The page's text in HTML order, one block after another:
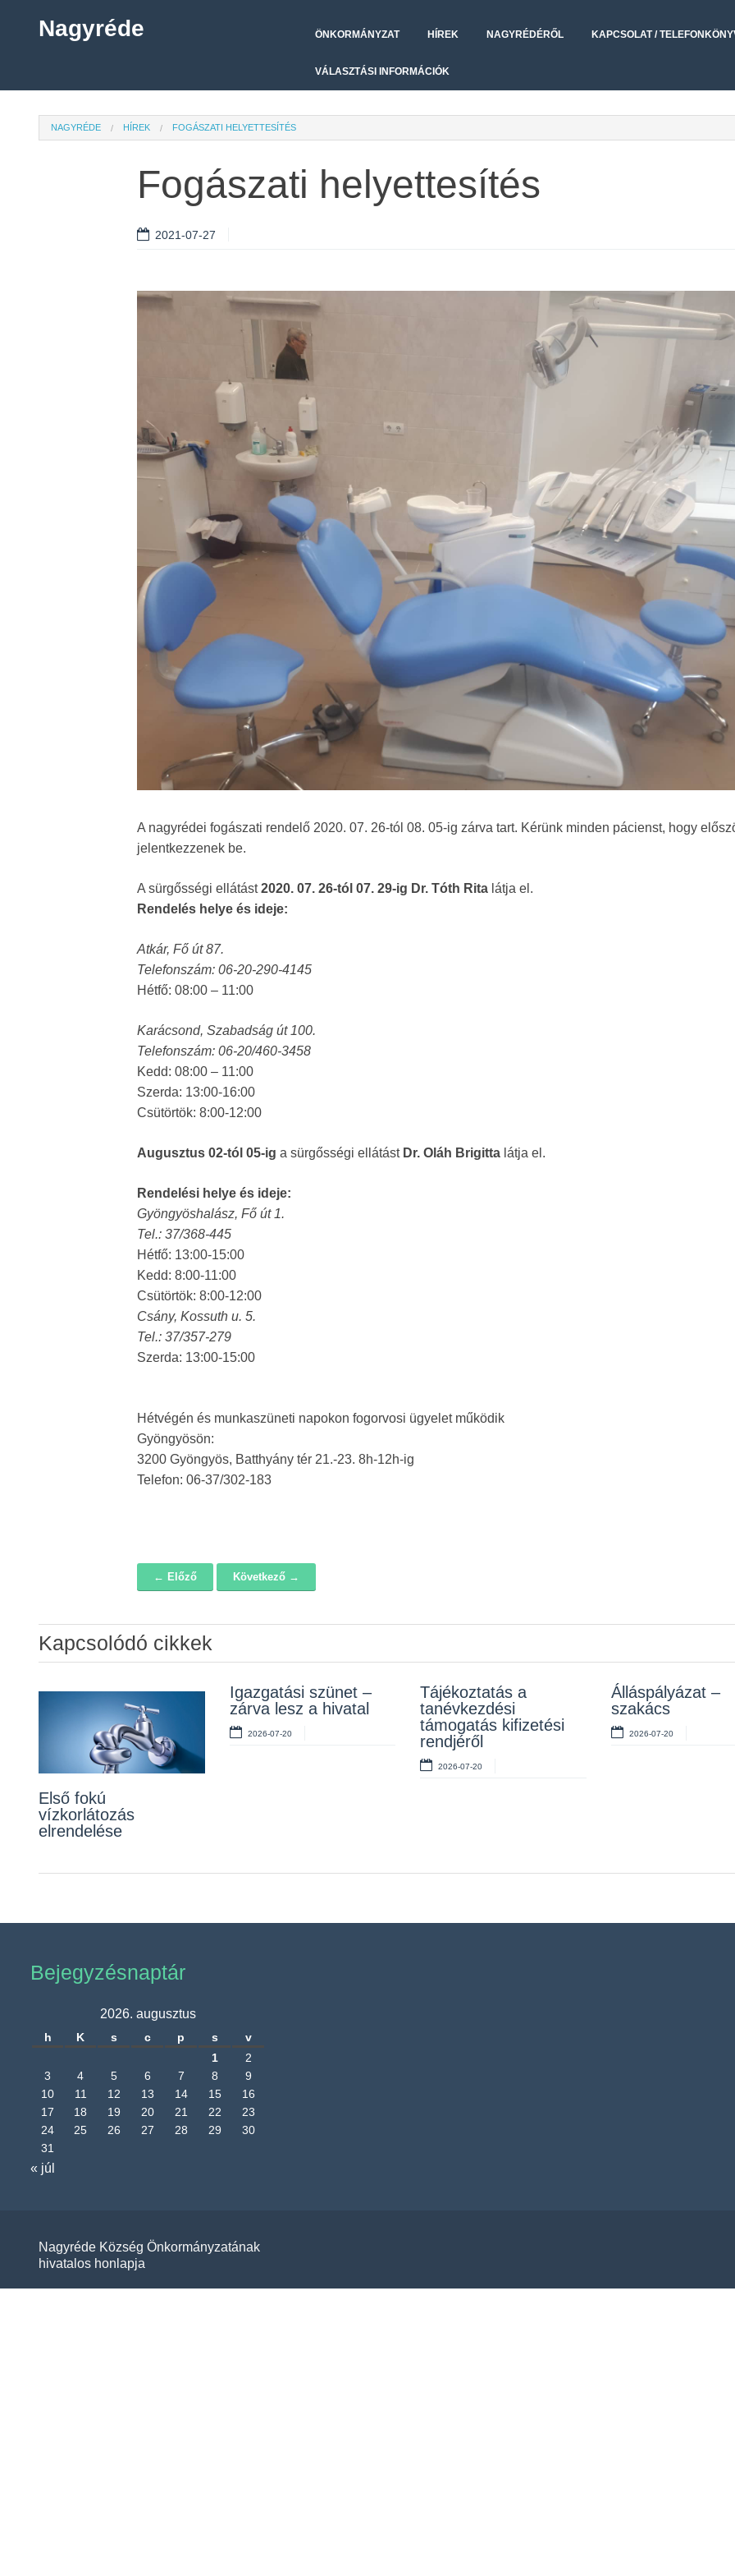
Nagyréde ÖNKORMÁNYZAT HÍREK NAGYRÉDÉRŐL KAPCSOLAT /
VÁLASZTÁSI INFORMÁCIÓK
NAGYRÉDE HÍREK FOGÁSZATI HELYETTESÍTÉS
Fogászati helyettesítés
2021-07-27
A nagyrédei fogászati rendelő 2020. 07. 26-tól 08. 05-ig zárva tart. Kérünk minden pácienst, hogy
jelentkezzenek be.
A sürgősségi ellátást2020. 07. 26-tól 07. 29-ig Dr. Tóth Rita látja el.
Rendelés helye és ideje:
Atkár, Fő út 87.
Telefonszám: 06-20-290-4145
Hétfő: 08:00 – 11:00
Karácsond, Szabadság út 100.
Telefonszám: 06-20/460-3458
Kedd: 08:00 – 11:00
Szerda: 13:00-16:00
Csütörtök: 8:00-12:00
Augusztus 02-tól 05-ig a sürgősségi ellátást Dr. Oláh Brigitta látja el.
Rendelési helye és ideje:
Gyöngyöshalász, Fő út 1.
Tel.: 37/368-445
Hétfő: 13:00-15:00
Kedd: 8:00-11:00
Csütörtök: 8:00-12:00
Csány, Kossuth u. 5.
Tel.: 37/357-279
Szerda: 13:00-15:00
Hétvégén és munkaszüneti napokon fogorvosi ügyelet működik
Gyöngyösön:
3200 Gyöngyös, Batthyány tér 21.-23. 8h-12h-ig
Telefon: 06-37/302-183
← Előző Következő →
Kapcsolódó cikkek
Első fokú
vízkorlátozás
elrendelése
Igazgatási szünet –
zárva lesz a hivatal
2026-07-20
Tájékoztatás a
tanévkezdési
támogatás kifizetési
rendjéről
2026-07-20
Álláspályázat –
szakács
2026-07-20
Álláspályázat –
konyhai kisegítő
2026-07-20
Lakossági fórum az
Erzsébet téri fákról
2026-07-10
Rendelet kihirdetése
2026-07-10
Álláspályázat –
takarító
2026-07-06
Bejegyzésnaptár
2026. augusztus
h K s c p s
v
1
2
3
4 5 6 7 8
9
10
11 12 13 14 15
16
17
18 19 20 21 22
23
24
25 26 27 28 29
30
31
« júl
Nagyréde Község Önkormányzatának
hivatalos honlapja